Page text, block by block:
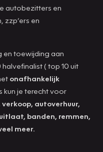
autobezitters en
zzp’ers en
en toewijding aan
( top 10 uit
onafhankelijk
kun je terecht voor
autoverhuur,
banden, remmen,
meer.